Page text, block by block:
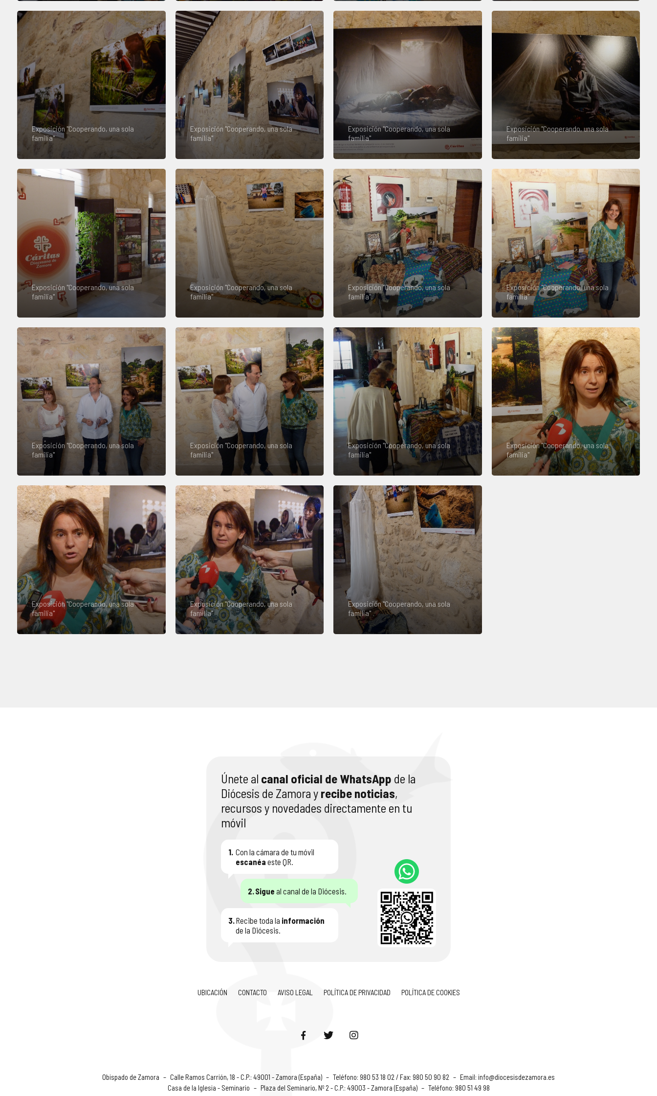
Exposición "Cooperando, una sola
familia"
Exposición "Cooperando, una sola
familia"
Exposición "Cooperando, una sola
familia"
Exposición "Cooperando, una sola
familia"
Exposición "Cooperando, una sola
familia"
Exposición "Cooperando, una sola
familia"
Exposición "Cooperando, una sola
familia"
Exposición "Cooperando, una sola
familia"
Exposición "Cooperando, una sola
familia"
Exposición "Cooperando, una sola
familia"
Exposición "Cooperando, una sola
familia"
Exposición "Cooperando, una sola
familia"
Exposición "Cooperando, una sola
familia"
Exposición "Cooperando, una sola
familia"
Exposición "Cooperando, una sola
familia"
Únete al canal oficial de WhatsApp de la
Diócesis de Zamora y recibe noticias,
recursos y novedades directamente en tu
móvil
1. Con la cámara de tu móvil
escanéa este QR.
2. Sigue al canal de la Diócesis.
3. Recibe toda la información
de la Diócesis.
UBICACIÓN CONTACTO AVISO LEGAL POLÍTICA DE PRIVACIDAD POLÍTICA DE COOKIES
Obispado de Zamora – Calle Ramos Carrión, 18 - C.P.: 49001 - Zamora (España) – Teléfono: 980 53 18 02 / Fax: 980 50 90 82 – Email: info@diocesisdezamora.es
Casa de la Iglesia - Seminario – Plaza del Seminario, Nº 2 - C.P.: 49003 - Zamora (España) – Teléfono: 980 51 49 98